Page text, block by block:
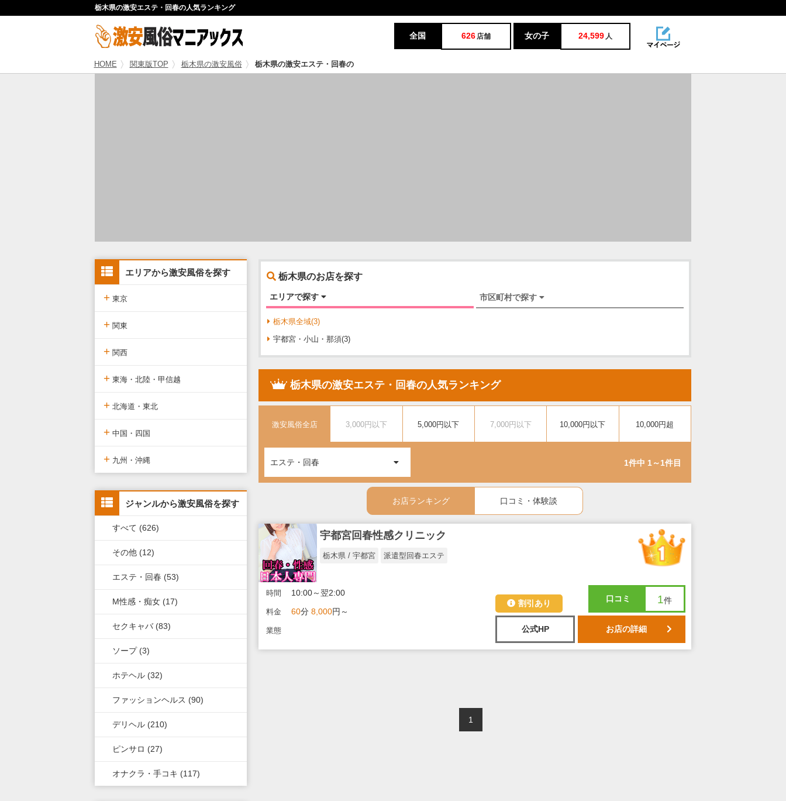
栃木県の激安エステ・回春の人気ランキング
全国 626 店舗 女の子 24,599 人
HOME 関東版TOP 栃木県の激安風俗 栃木県の激安エステ・回春の
エリアから激安風俗を探す
+ 東京
東京版TOP
東京全域
渋谷・恵比寿・目黒
新宿・歌舞伎町・新大久保・高
五反田・品川・高輪・蒲田
新橋・汐留・銀座・六本木
上野・鶯谷・神田・秋葉原
錦糸町・葛西・葛飾
立川・八王子・町田
+ 関東
関東版TOP
関東全域
埼玉県
神奈川県
千葉県
+ 関西
関西版TOP
関西全域
大阪府
京都府
+ 東海・北陸・甲信越
東海・北陸・甲信越版TOP
東海・北陸・甲信越全域
愛知県
長野県
石川県
富山県
福井県
+ 北海道・東北
北海道・東北版TOP
北海道・東北全域
岩手県
福島県
+ 中国・四国
中国・四国版TOP
山口県
香川県
徳島県
愛媛県
高知県
+ 九州・沖縄
長崎県
大分県
宮崎県
鹿児島県
沖縄県
ジャンルから激安風俗を探す
すべて (626)
その他 (12)
エステ・回春 (53)
M性感・痴女 (17)
セクキャバ (83)
ソープ (3)
ホテヘル (32)
ファッションヘルス (90)
デリヘル (210)
ピンサロ (27)
オナクラ・手コキ (117)
栃木県のお店を探す
エリアで探す 市区町村で探す
栃木県全域(3)
宇都宮・小山・那須(3)
栃木県の激安エステ・回春の人気ランキング
激安風俗全店 3,000円以下 5,000円以下 7,000円以下 10,000円以下 10,000円超
エステ・回春 1件中 1～1件目
お店ランキング 口コミ・体験談
宇都宮回春性感クリニック
栃木県 / 宇都宮 派遣型回春エステ
時間 10:00～翌2:00
料金 60分 8,000円～
業態
割引あり 口コミ 1件
公式HP お店の詳細
1